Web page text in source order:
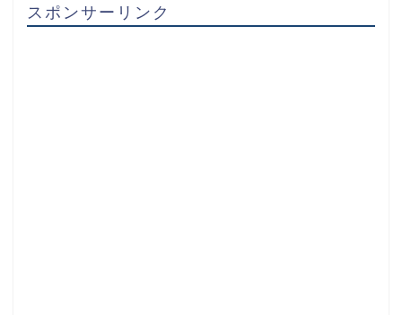
スポンサーリンク